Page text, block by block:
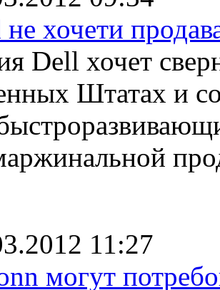
не хочети
Dell хочет
Штатах и
11:27
могут